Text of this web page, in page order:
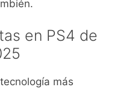
en PS4 de
más